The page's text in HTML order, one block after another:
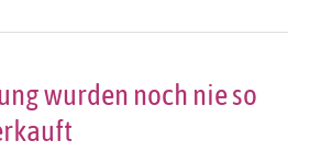
wurden noch nie so